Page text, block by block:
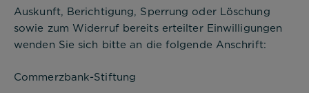
Auskunft, Berichtigung, Sperrung oder Löschung
sowie zum Widerruf bereits erteilter Einwilligungen
wenden Sie sich bitte an die folgende Anschrift:
Commerzbank-Stiftung